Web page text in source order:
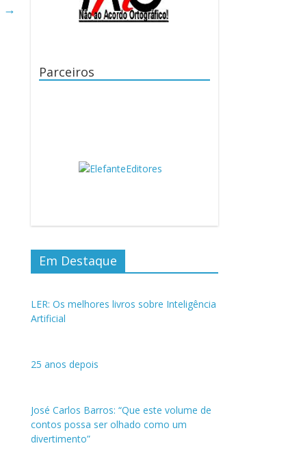
→
Parceiros
Em Destaque
LER: Os melhores livros sobre Inteligência
Artificial
25 anos depois
José Carlos Barros: “Que este volume de
contos possa ser olhado como um
divertimento”